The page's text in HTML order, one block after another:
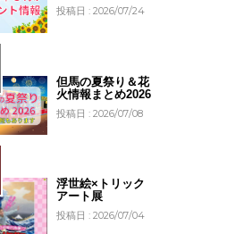
投稿日 : 2026/07/24
但馬の夏祭り＆花
火情報まとめ2026
投稿日 : 2026/07/08
浮世絵×トリック
アート展
投稿日 : 2026/07/04